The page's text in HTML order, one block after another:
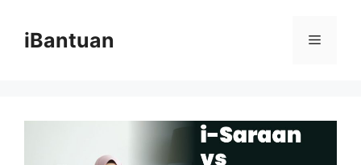
contentiBantuan Menu